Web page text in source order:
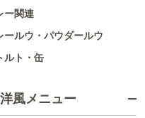
ー関連
ールウ・パウダールウ
ルト・缶
洋風メニュー